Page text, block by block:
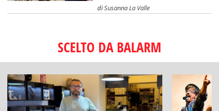
diSusanna La Valle
SCELTO DA BALARM